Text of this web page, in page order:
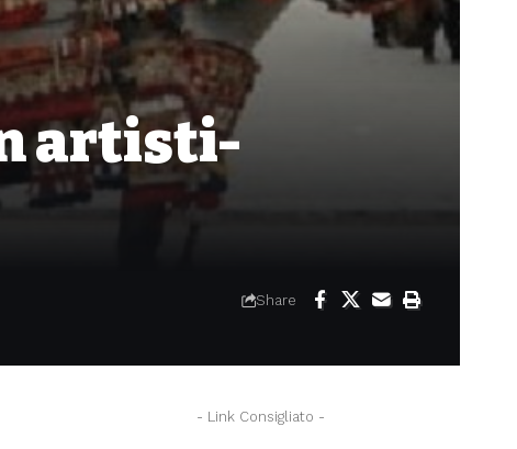
artisti-
Share
- Link Consigliato -